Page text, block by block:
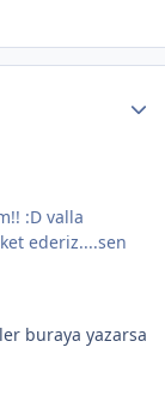
:D valla
ederiz....sen
buraya yazarsa